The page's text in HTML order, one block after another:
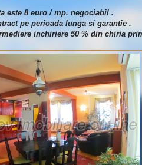
este 8 euro / mp. negociabil .
pe perioada lunga si garantie .
inchiriere 50 % din chiria